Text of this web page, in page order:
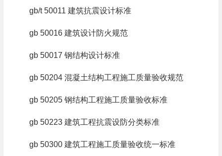
gb/t 50011 建筑抗震设计标准
gb 50016 建筑设计防火规范
gb 50017 钢结构设计标准
gb 50204 混凝土结构工程施工质量验收规范
gb 50205 钢结构工程施工质量验收标准
gb 50223 建筑工程抗震设防分类标准
gb 50300 建筑工程施工质量验收统一标准